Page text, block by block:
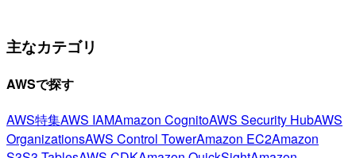
主なカテゴリ
AWSで探す
AWS特集AWS IAMAmazon CognitoAWS Security HubAWS
OrganizationsAWS Control TowerAmazon EC2Amazon